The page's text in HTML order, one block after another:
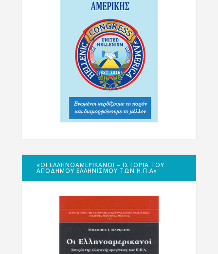
«ΟΙ ΕΛΛΗΝΟΑΜΕΡΙΚΑΝΟΊ – ΙΣΤΟΡΊΑ ΤΟΥ
ΑΠΌΔΗΜΟΥ ΕΛΛΗΝΙΣΜΟΎ ΤΩΝ Η.Π.Α»